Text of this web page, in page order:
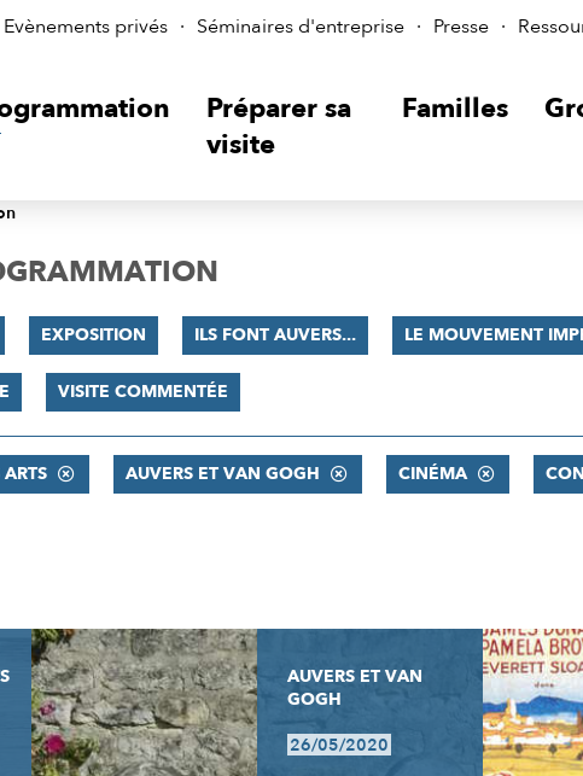
Evènements privés Séminaires d'entreprise Presse
Préparer sa
visite
Familles
EXPOSITION ILS FONT AUVERS... LE MOUVEMENT
VISITE COMMENTÉE
AUVERS ET VAN GOGH CINÉMA
AUVERS ET VAN
GOGH
26/05/2020